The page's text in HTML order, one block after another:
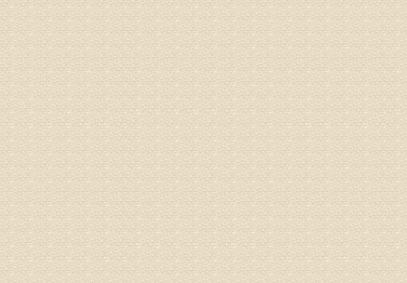
专家回
你好，
因专家
姓名：
病情描
专家回
走路摇
睡或失
问题都